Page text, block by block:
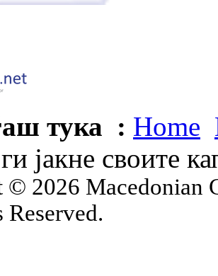
тука : Home
своите
© 2026 Macedonian